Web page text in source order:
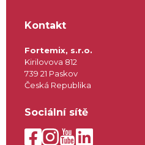
Kontakt
Fortemix, s.r.o.
Kirilovova 812
739 21 Paskov
Česká Republika
Sociální sítě